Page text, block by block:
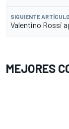
SIGUIENTE ARTÍCULO
Valentino Rossi
MEJORES